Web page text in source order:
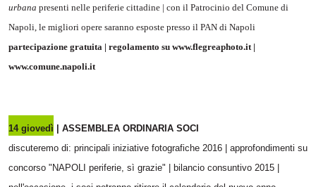
urbana presenti nelle periferie cittadine | con il Patrocinio del Comune di
Napoli, le migliori opere saranno esposte presso il PAN di Napoli
partecipazione gratuita | regolamento su www.flegreaphoto.it |
www.comune.napoli.it
14 giovedì | ASSEMBLEA ORDINARIA SOCI
discuteremo di: principali iniziative fotografiche 2016 | approfondimenti su
concorso "NAPOLI periferie, sì grazie" | bilancio consuntivo 2015 |